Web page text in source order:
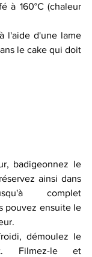
à 160°C (chaleur
l'aide d'une lame
le cake qui doit
badigeonnez le
ainsi dans
complet
pouvez ensuite le
démoulez le
Filmez-le et